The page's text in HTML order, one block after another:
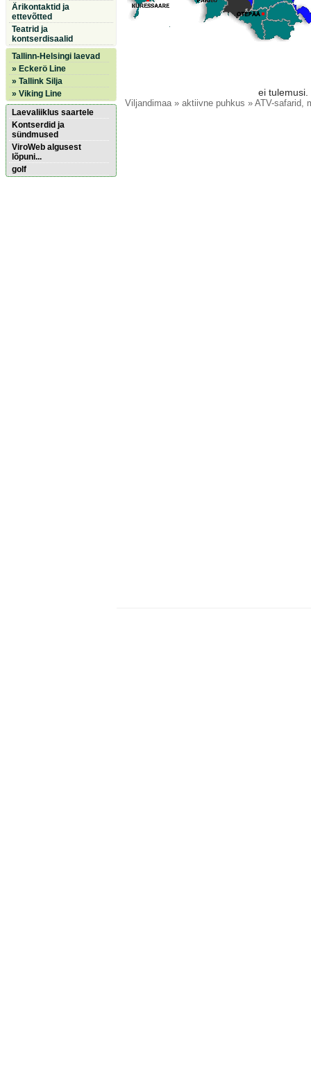
Ärikontaktid ja
ettevõtted
Teatrid ja
kontserdisaalid
Tallinn-Helsingi laevad
» Eckerö Line
» Tallink Silja
» Viking Line
Laevaliiklus saartele
Kontserdid ja
sündmused
ViroWeb algusest
lõpuni...
golf
ei tulemusi.
Viljandimaa» aktiivne puhkus » ATV-safarid,